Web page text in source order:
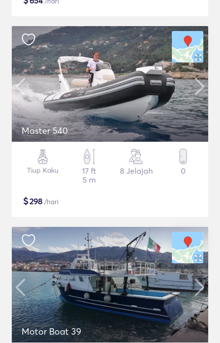
Master 540
Tiup Kaku
17 ft
5 m
8 Jelajah 0
$298 /hari
Motor Boat 39